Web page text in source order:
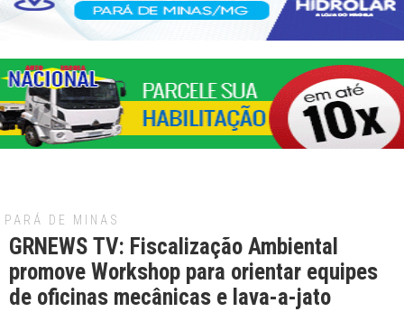
PARÁ DE MINAS
GRNEWS TV: Fiscalização Ambiental
promove Workshop para orientar equipes
de oficinas mecânicas e lava-a-jato